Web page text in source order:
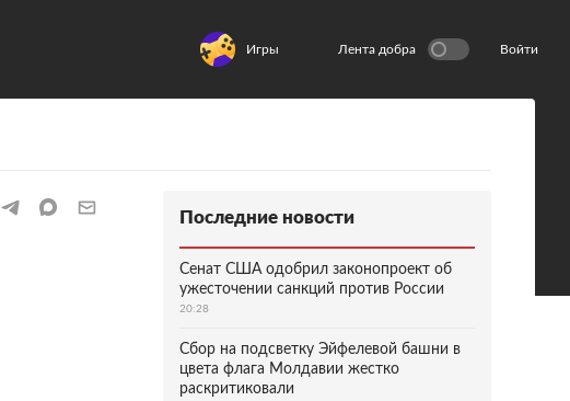
Игры Лента добра Войти
Последние новости
Сенат США одобрил законопроект об
ужесточении санкций против России
20:28
Сбор на подсветку Эйфелевой башни в
цвета флага Молдавии жестко
раскритиковали